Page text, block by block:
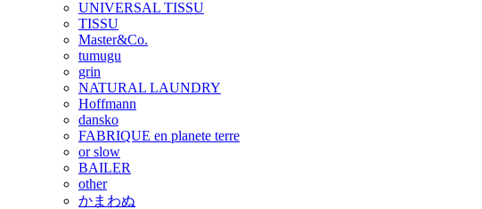
UNIVERSAL TISSU
TISSU
Master&Co.
tumugu
grin
NATURAL LAUNDRY
Hoffmann
dansko
FABRIQUE en planete terre
or slow
BAILER
other
かまわぬ